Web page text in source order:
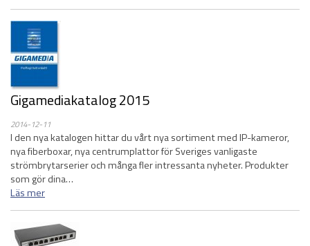
Gigamediakatalog 2015
2014-12-11
I den nya katalogen hittar du vårt nya sortiment med IP-kameror,
nya fiberboxar, nya centrumplattor för Sveriges vanligaste
strömbrytarserier och många fler intressanta nyheter. Produkter
som gör dina…
Läs mer